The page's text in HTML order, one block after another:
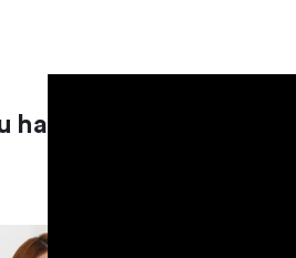
har tjänstepension